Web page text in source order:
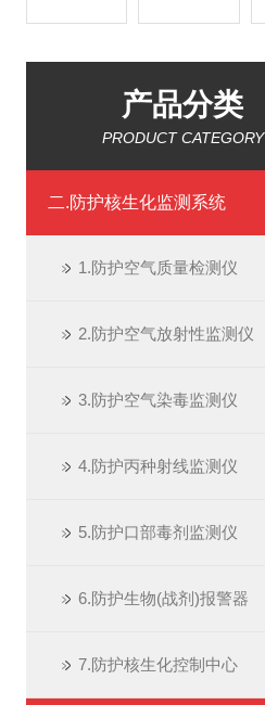
产品分类
PRODUCT CATEGORY
二.防护核生化监测系统
1.防护空气质量检测仪
2.防护空气放射性监测仪
3.防护空气染毒监测仪
4.防护丙种射线监测仪
5.防护口部毒剂监测仪
6.防护生物(战剂)报警器
7.防护核生化控制中心